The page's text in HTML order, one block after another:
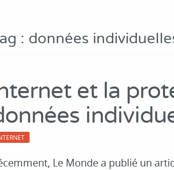
: données
et la
Le Monde a publié un